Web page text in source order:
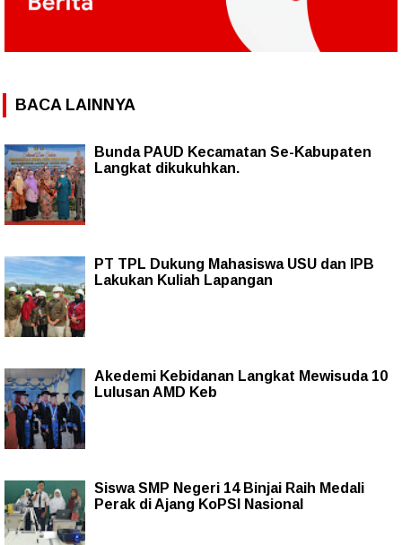
BACA LAINNYA
Bunda PAUD Kecamatan Se-Kabupaten
Langkat dikukuhkan.
PT TPL Dukung Mahasiswa USU dan IPB
Lakukan Kuliah Lapangan
Akedemi Kebidanan Langkat Mewisuda 10
Lulusan AMD Keb
Siswa SMP Negeri 14 Binjai Raih Medali
Perak di Ajang KoPSI Nasional